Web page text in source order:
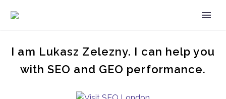
I am Lukasz Zelezny. I can help you
with SEO and GEO performance.